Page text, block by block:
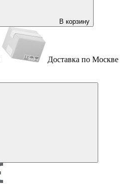
В корзину
Доставка по Москве